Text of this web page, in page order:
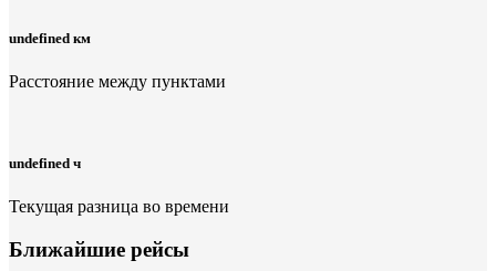
undefined км
Расстояние между пунктами
undefined ч
Текущая разница во времени
Ближайшие рейсы